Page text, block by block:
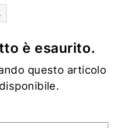
è esaurito.
questo articolo